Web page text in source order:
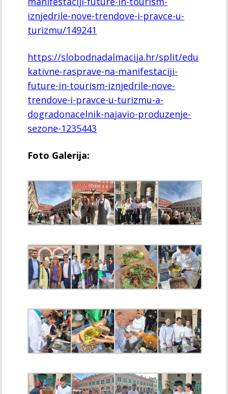
iznjedrile-nove-trendove-i-pravce-u-
turizmu/149241
https://slobodnadalmacija.hr/split/edu
kativne-rasprave-na-manifestaciji-
future-in-tourism-iznjedrile-nove-
trendove-i-pravce-u-turizmu-a-
dogradonacelnik-najavio-produzenje-
sezone-1235443
Foto Galerija: